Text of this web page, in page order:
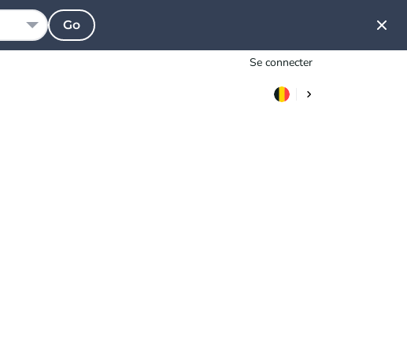
Se connecter
Go